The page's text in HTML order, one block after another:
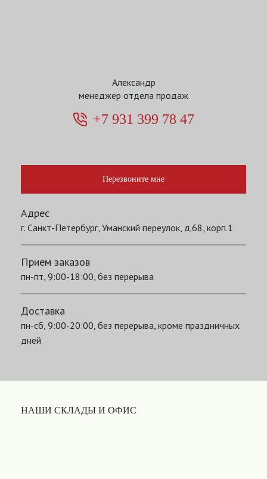
Александр
менеджер отдела продаж
+7 931 399 78 47
Перезвоните мне
Адрес
г. Санкт-Петербург, Уманский переулок, д.68, корп.1
Прием заказов
пн-пт, 9:00-18:00, без перерыва
Доставка
пн-сб, 9:00-20:00, без перерыва, кроме праздничных
дней
НАШИ СКЛАДЫ И ОФИС